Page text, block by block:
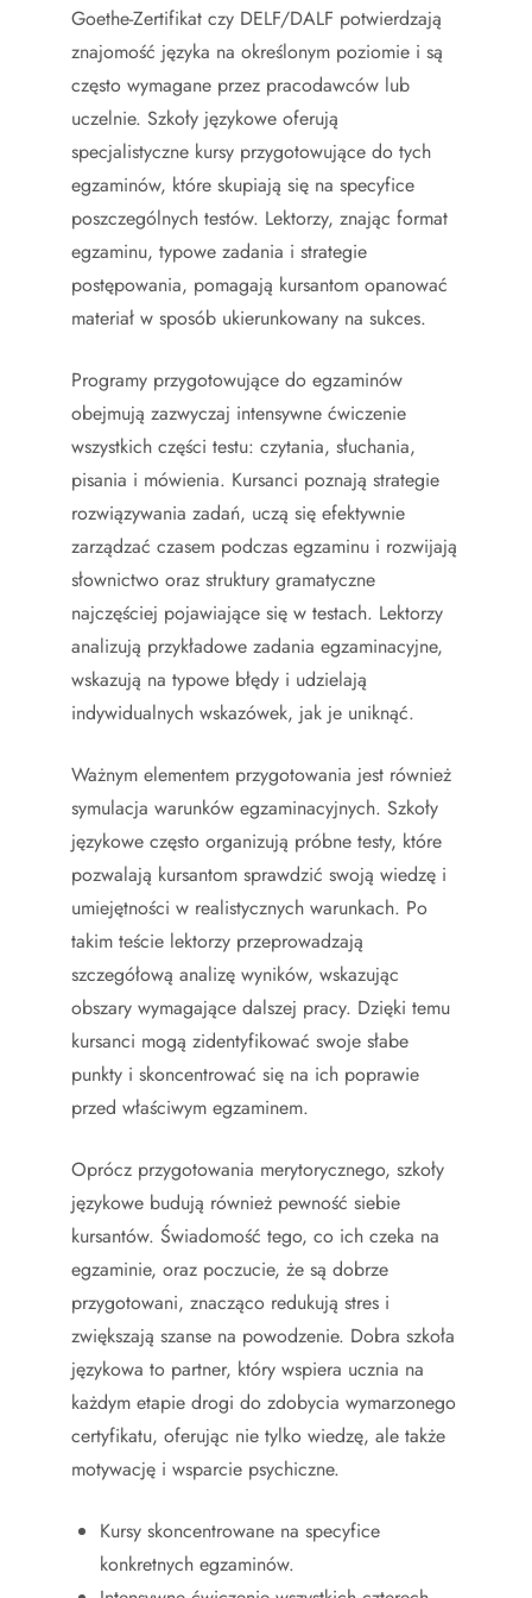
Goethe-Zertifikat czy DELF/DALF potwierdzają
znajomość języka na określonym poziomie i są
często wymagane przez pracodawców lub
uczelnie. Szkoły językowe oferują
specjalistyczne kursy przygotowujące do tych
egzaminów, które skupiają się na specyfice
poszczególnych testów. Lektorzy, znając format
egzaminu, typowe zadania i strategie
postępowania, pomagają kursantom opanować
materiał w sposób ukierunkowany na sukces.
Programy przygotowujące do egzaminów
obejmują zazwyczaj intensywne ćwiczenie
wszystkich części testu: czytania, słuchania,
pisania i mówienia. Kursanci poznają strategie
rozwiązywania zadań, uczą się efektywnie
zarządzać czasem podczas egzaminu i rozwijają
słownictwo oraz struktury gramatyczne
najczęściej pojawiające się w testach. Lektorzy
analizują przykładowe zadania egzaminacyjne,
wskazują na typowe błędy i udzielają
indywidualnych wskazówek, jak je uniknąć.
Ważnym elementem przygotowania jest również
symulacja warunków egzaminacyjnych. Szkoły
językowe często organizują próbne testy, które
pozwalają kursantom sprawdzić swoją wiedzę i
umiejętności w realistycznych warunkach. Po
takim teście lektorzy przeprowadzają
szczegółową analizę wyników, wskazując
obszary wymagające dalszej pracy. Dzięki temu
kursanci mogą zidentyfikować swoje słabe
punkty i skoncentrować się na ich poprawie
przed właściwym egzaminem.
Oprócz przygotowania merytorycznego, szkoły
językowe budują również pewność siebie
kursantów. Świadomość tego, co ich czeka na
egzaminie, oraz poczucie, że są dobrze
przygotowani, znacząco redukują stres i
zwiększają szanse na powodzenie. Dobra szkoła
językowa to partner, który wspiera ucznia na
każdym etapie drogi do zdobycia wymarzonego
certyfikatu, oferując nie tylko wiedzę, ale także
motywację i wsparcie psychiczne.
Kursy skoncentrowane na specyfice
konkretnych egzaminów.